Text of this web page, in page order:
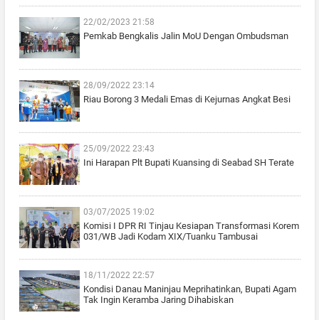
22/02/2023 21:58
Pemkab Bengkalis Jalin MoU Dengan Ombudsman
28/09/2022 23:14
Riau Borong 3 Medali Emas di Kejurnas Angkat Besi
25/09/2022 23:43
Ini Harapan Plt Bupati Kuansing di Seabad SH Terate
03/07/2025 19:02
Komisi I DPR RI Tinjau Kesiapan Transformasi Korem
031/WB Jadi Kodam XIX/Tuanku Tambusai
18/11/2022 22:57
Kondisi Danau Maninjau Meprihatinkan, Bupati Agam
Tak Ingin Keramba Jaring Dihabiskan